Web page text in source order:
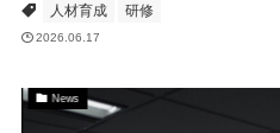
人材育成 研修
2026.06.17
News